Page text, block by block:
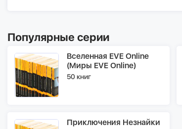
Популярные серии
Вселенная EVE Online
(Миры EVE Online)
50 книг
Приключения Незнайки